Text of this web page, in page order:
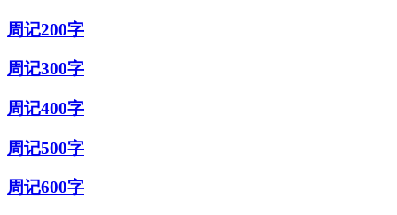
周记200字
周记300字
周记400字
周记500字
周记600字